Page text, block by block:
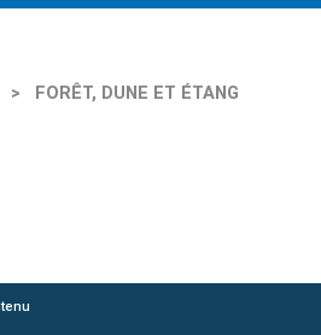
FORÊT, DUNE ET ÉTANG